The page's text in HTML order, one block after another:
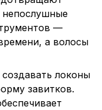
—
а волосы
локоны
завитков.